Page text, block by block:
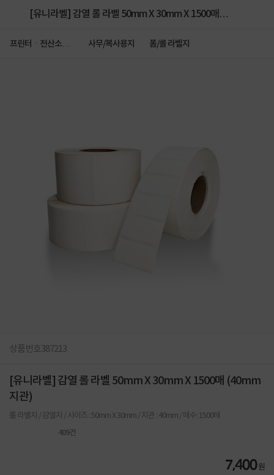
[유니라벨] 감열 롤 라벨 50mm X 30mm X 1500매
프린터ㆍ전산소모
사무/복사용지 폼/롤 라벨지
상품번호387213
[유니라벨] 감열 롤 라벨 50mm X 30mm X 1500매 (40mm
지관)
롤 라벨지 / 감열지 / 사이즈 : 50mm X 30mm / 지관 : 40mm / 매수: 1500매
409건
7,400원